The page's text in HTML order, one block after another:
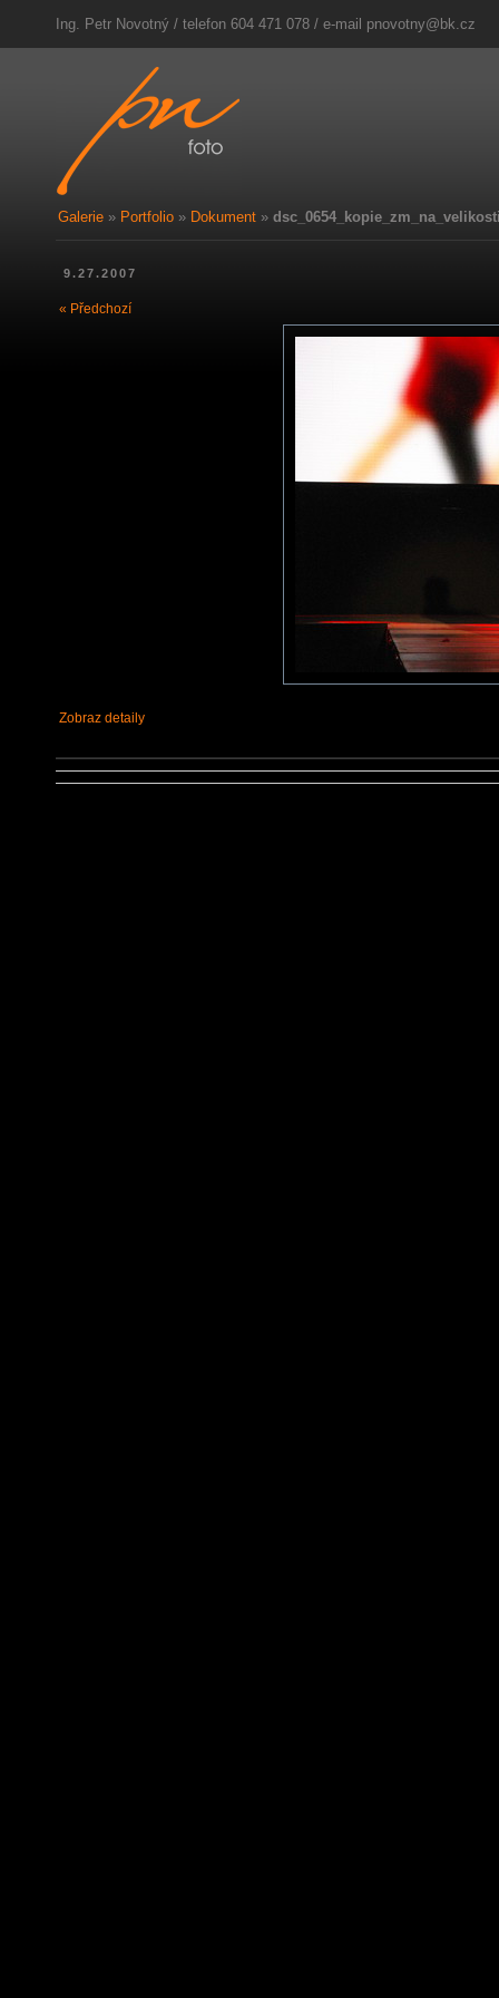
Ing. Petr Novotný / telefon 604 471 078 / e-mail pnovotny@bk.cz
Galerie » Portfolio » Dokument »
9.27.2007
« Předchozí
Zobraz detaily